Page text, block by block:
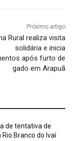
Próximo artigo
Rural realiza visita
solidária e inicia
após furto de
gado em Arapuã
de tentativa de
Branco do Ivaí